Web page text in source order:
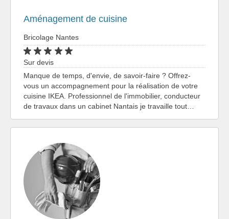
Aménagement de cuisine
Bricolage Nantes
Sur devis
Manque de temps, d'envie, de savoir-faire ? Offrez-
vous un accompagnement pour la réalisation de votre
cuisine IKEA. Professionnel de l'immobilier, conducteur
de travaux dans un cabinet Nantais je travaille tout…